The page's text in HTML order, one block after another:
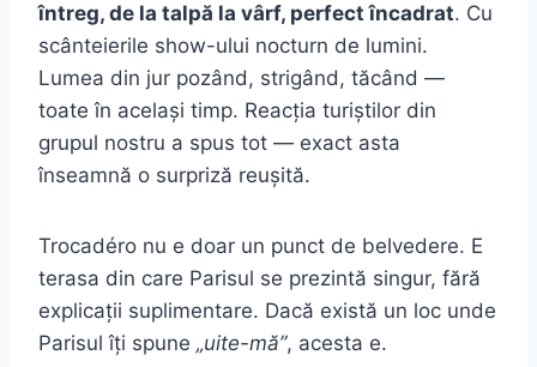
întreg, de la talpă la vârf, perfect încadrat. Cu
scânteierile show-ului nocturn de lumini.
Lumea din jur pozând, strigând, tăcând —
toate în același timp. Reacția turiștilor din
grupul nostru a spus tot — exact asta
înseamnă o surpriză reușită.
Trocadéro nu e doar un punct de belvedere. E
terasa din care Parisul se prezintă singur, fără
explicații suplimentare. Dacă există un loc unde
Parisul îți spune „uite-mă”, acesta e.